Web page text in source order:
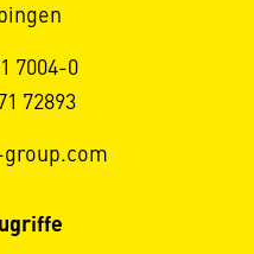
7004-0
72893